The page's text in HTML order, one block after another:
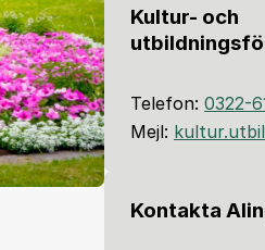
Kultur- och
Telefon:0322-
Mejl:
Kontakta